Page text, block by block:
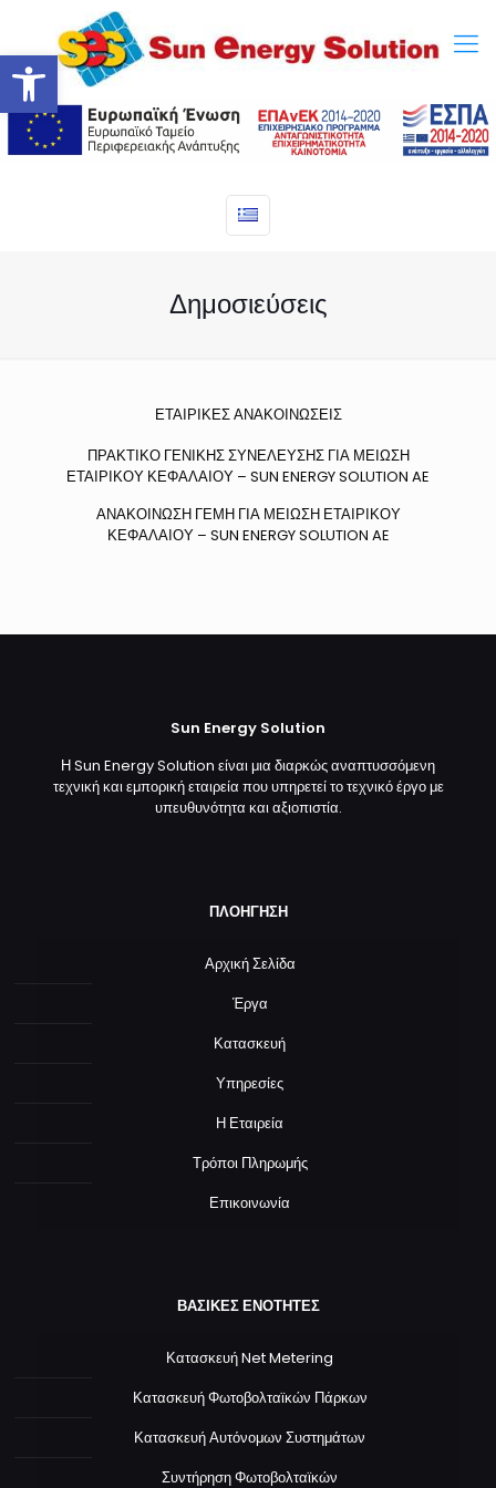
Ανοίξτε τη γραμμή εργαλείων
Δημοσιεύσεις
ΕΤΑΙΡΙΚΕΣ ΑΝΑΚΟΙΝΩΣΕΙΣ
ΠΡΑΚΤΙΚΟ ΓΕΝΙΚΗΣ ΣΥΝΕΛΕΥΣΗΣ ΓΙΑ ΜΕΙΩΣΗ
ΕΤΑΙΡΙΚΟΥ ΚΕΦΑΛΑΙΟΥ – SUN ENERGY SOLUTION AE
ΑΝΑΚΟΙΝΩΣΗ ΓΕΜΗ ΓΙΑ ΜΕΙΩΣΗ ΕΤΑΙΡΙΚΟΥ
ΚΕΦΑΛΑΙΟΥ – SUN ENERGY SOLUTION AE
Sun Energy Solution
Η Sun Energy Solution είναι μια διαρκώς αναπτυσσόμενη
τεχνική και εμπορική εταιρεία που υπηρετεί το τεχνικό έργο με
υπευθυνότητα και αξιοπιστία.
ΠΛΟΗΓΗΣΗ
Αρχική Σελίδα
Έργα
Κατασκευή
Υπηρεσίες
Η Εταιρεία
Τρόποι Πληρωμής
Επικοινωνία
ΒΑΣΙΚΕΣ ΕΝΟΤΗΤΕΣ
Κατασκευή Net Metering
Κατασκευή Φωτοβολταϊκών Πάρκων
Κατασκευή Αυτόνομων Συστημάτων
Συντήρηση Φωτοβολταϊκών